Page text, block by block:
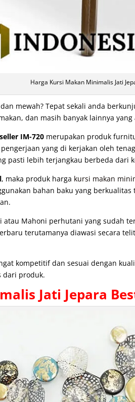
Harga Kursi Makan Minimalis Jati
mewah? Tepat sekali anda
dan masih banyak lainnya
IM-720 merupakan produk
yang di kerjakan oleh
pasti lebih terjangkau berbeda dari
, maka produk harga kursi makan
bahan baku yang
atau Mahoni perhutani yang sudah
terutamanya diawasi secara
kompetitif dan sesuai dengan
dari produk.
Jati Jepara